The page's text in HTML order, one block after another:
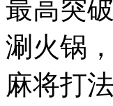
最高突
涮火锅
麻将打